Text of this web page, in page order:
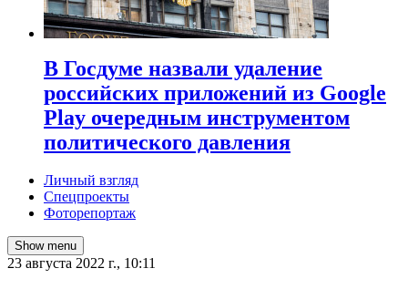
В Госдуме назвали удаление
российских приложений из Google
Play очередным инструментом
политического давления
Личный взгляд
Спецпроекты
Фоторепортаж
Show menu
23 августа 2022 г., 10:11